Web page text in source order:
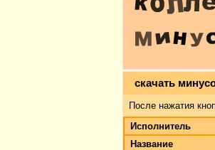
скачать
После нажатия
Исполнитель
Название